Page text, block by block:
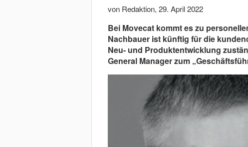
von Redaktion, 29. April 2022
Bei Movecat kommt es zu
Nachbauer ist künftig für die
Neu- und Produktentwicklung
General Manager zum